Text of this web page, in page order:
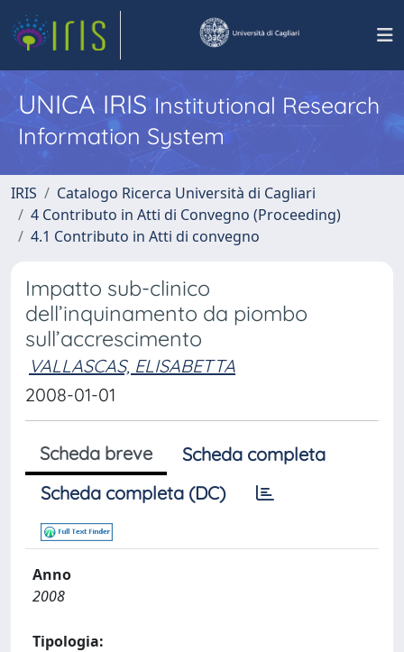
UNICA IRISInstitutional Research
Information System
IRIS
Catalogo Ricerca Università di Cagliari
4 Contributo in Atti di Convegno (Proceeding)
4.1 Contributo in Atti di convegno
Impatto sub-clinico
dell’inquinamento da piombo
sull’accrescimento
VALLASCAS, ELISABETTA
2008-01-01
Scheda breve
Scheda completa
Scheda completa (DC)
Anno
2008
Tipologia: